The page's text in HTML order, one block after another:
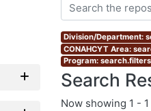
Division/Department:
CONAHCYT Area:
Program:
Search
Now showing 1 -